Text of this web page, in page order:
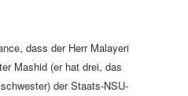
dass der Herr Malayeri
Mashid (er hat drei, das
der Staats-NSU-